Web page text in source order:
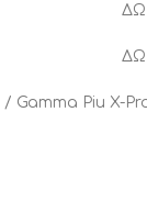
Gamma Piu X-